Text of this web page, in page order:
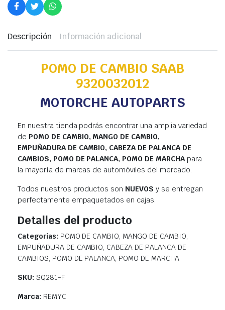
Descripción Información adicional
POMO DE CAMBIO SAAB
9320032012
MOTORCHE AUTOPARTS
En nuestra tienda podrás encontrar una amplia variedad
de POMO DE CAMBIO, MANGO DE CAMBIO,
EMPUÑADURA DE CAMBIO, CABEZA DE PALANCA DE
CAMBIOS, POMO DE PALANCA, POMO DE MARCHApara
la mayoría de marcas de automóviles del mercado.
Todos nuestros productos son NUEVOS y se entregan
perfectamente empaquetados en cajas.
Detalles del producto
Categorias: POMO DE CAMBIO, MANGO DE CAMBIO,
EMPUÑADURA DE CAMBIO, CABEZA DE PALANCA DE
CAMBIOS, POMO DE PALANCA, POMO DE MARCHA
SKU: SQ281-F
Marca: REMYC